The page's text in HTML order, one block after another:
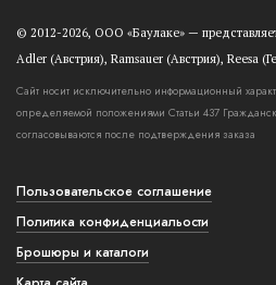
© 2012-2026, OOO «Баулаке» —
Adler (Австрия), Ramsauer (Австрия), Reesa
Сайт носит исключительно информационный
определяемой положениями Статьи 437
согласовываются после подтверждения заказа
Пользовательское соглашение
Политика конфиденциальости
Брошюры и каталоги